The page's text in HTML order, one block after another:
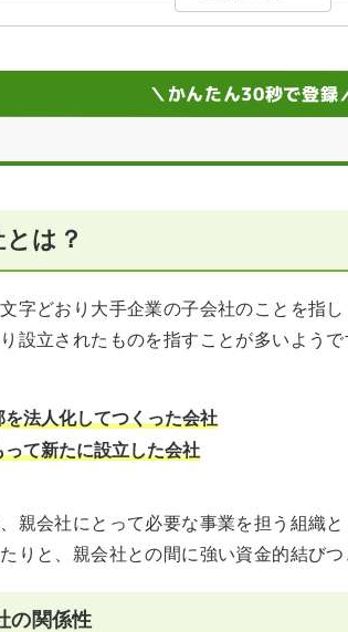
分に合った大手子会社を見極めるには？
＼かんたん30秒で登録
は？
字どおり大手企業の子会社のことを指
設立されたものを指すことが多いようで
法人化してつくった会社
て新たに設立した会社
親会社にとって必要な事業を担う組織
りと、親会社との間に強い資金的結びつ
の関係性